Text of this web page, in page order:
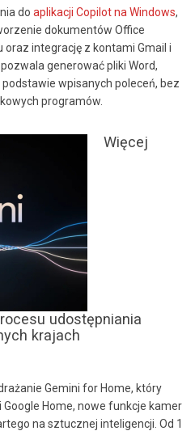
do aplikacji Copilot na Windows,
dokumentów Office
integrację z kontami Gmail i
generować pliki Word,
wpisanych poleceń, bez
programów.
Więcej
udostępniania
krajach
Gemini for Home, który
Home, nowe funkcje kamer
na sztucznej inteligencji. Od 1